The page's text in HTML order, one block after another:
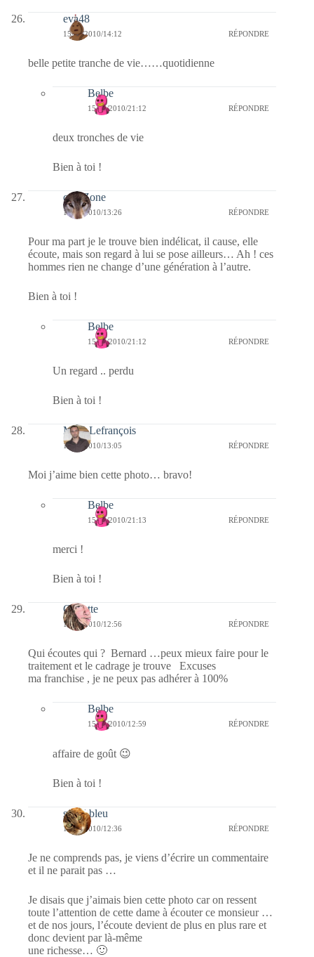
eva48
15/04/2010/14:12 RÉPONDRE
belle petite tranche de vie……quotidienne
Belbe
15/04/2010/21:12 RÉPONDRE
deux tronches de vie
Bien à toi !
cortiZone
15/04/2010/13:26 RÉPONDRE
Pour ma part je le trouve bien indélicat, il cause, elle
écoute, mais son regard à lui se pose ailleurs… Ah ! ces
hommes rien ne change d’une génération à l’autre.
Bien à toi !
Belbe
15/04/2010/21:12 RÉPONDRE
Un regard .. perdu
Bien à toi !
Marc Lefrançois
15/04/2010/13:05 RÉPONDRE
Moi j’aime bien cette photo… bravo!
Belbe
15/04/2010/21:13 RÉPONDRE
merci !
Bien à toi !
Crikette
15/04/2010/12:56 RÉPONDRE
Qui écoutes qui ? Bernard …peux mieux faire pour le
traitement et le cadrage je trouve Excuses
ma franchise , je ne peux pas adhérer à 100%
Belbe
15/04/2010/12:59 RÉPONDRE
affaire de goût 😉
Bien à toi !
soleil bleu
15/04/2010/12:36 RÉPONDRE
Je ne comprends pas, je viens d’écrire un commentaire
et il ne parait pas …
Je disais que j’aimais bien cette photo car on ressent
toute l’attention de cette dame à écouter ce monsieur …
et de nos jours, l’écoute devient de plus en plus rare et
donc devient par là-même
une richesse… 🙂